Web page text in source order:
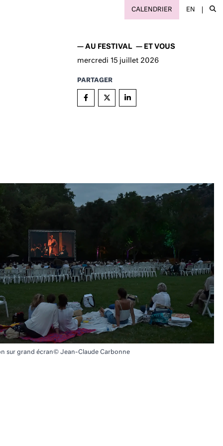
CALENDRIER EN
—AU FESTIVAL — ET VOUS
mercredi 15 juillet 2026
PARTAGER
sur grand écran© Jean-Claude Carbonne